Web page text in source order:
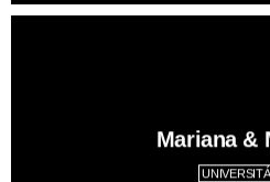
Mariana &